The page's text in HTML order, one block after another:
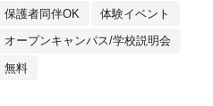
保護者同伴OK 体験イベント
オープンキャンパス/学校説明会
無料